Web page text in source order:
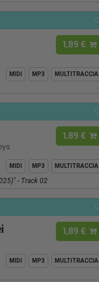
1,89 €
MIDI MP3 MULTITRACCIA
1,89 €
MIDI MP3 MULTITRACCIA
- Track 02
1,89 €
MIDI MP3 MULTITRACCIA